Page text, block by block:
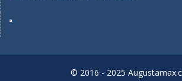
© 2016 - 2025